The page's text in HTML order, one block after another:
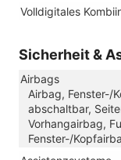
Volldigitales
Sicherheit &
Airbags
Airbag, Fenster-/
abschaltbar,
Vorhangairbag,
Fenster-/